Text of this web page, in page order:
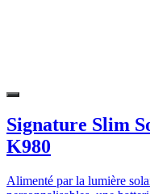
Signature Slim
K980
Alimenté par la lumière